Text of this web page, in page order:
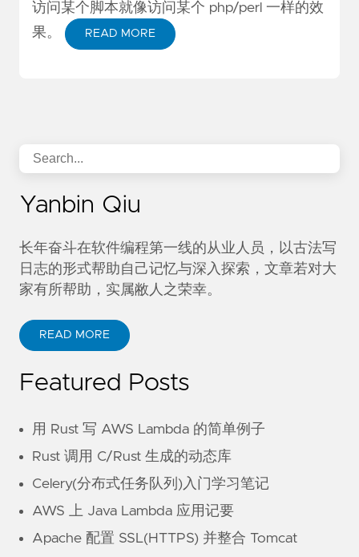
访问某个脚本就像访问某个 php/perl 一样的效
果。
READ MORE
Yanbin Qiu
长年奋斗在软件编程第一线的从业人员，以古法写
日志的形式帮助自己记忆与深入探索，文章若对大
家有所帮助，实属敝人之荣幸。
READ MORE
Featured Posts
用 Rust 写 AWS Lambda 的简单例子
Rust 调用 C/Rust 生成的动态库
Celery(分布式任务队列)入门学习笔记
AWS 上 Java Lambda 应用记要
Apache 配置 SSL(HTTPS) 并整合 Tomcat